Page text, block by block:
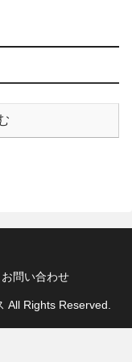
お問い合わせ
All Rights Reserved.